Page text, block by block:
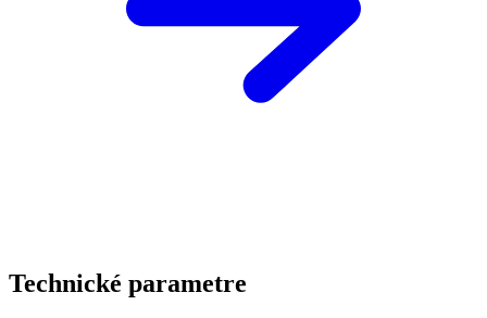
Technické parametre